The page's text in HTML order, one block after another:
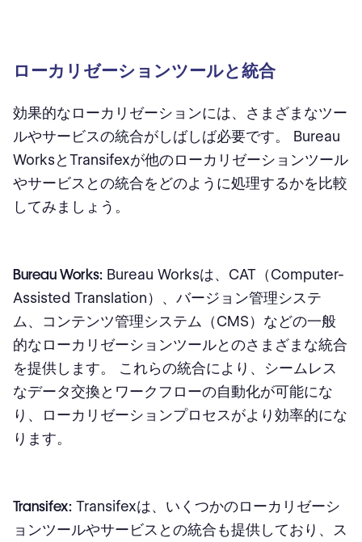
ローカリゼーションツールと統合
効果的なローカリゼーションには、さまざまなツー
ルやサービスの統合がしばしば必要です。 Bureau
WorksとTransifexが他のローカリゼーションツール
やサービスとの統合をどのように処理するかを比較
してみましょう。
Bureau Works: Bureau Worksは、CAT（Computer-
Assisted Translation）、バージョン管理システ
ム、コンテンツ管理システム（CMS）などの一般
的なローカリゼーションツールとのさまざまな統合
を提供します。 これらの統合により、シームレス
なデータ交換とワークフローの自動化が可能にな
り、ローカリゼーションプロセスがより効率的にな
ります。
Transifex: Transifexは、いくつかのローカリゼーシ
ョンツールやサービスとの統合も提供しており、ス